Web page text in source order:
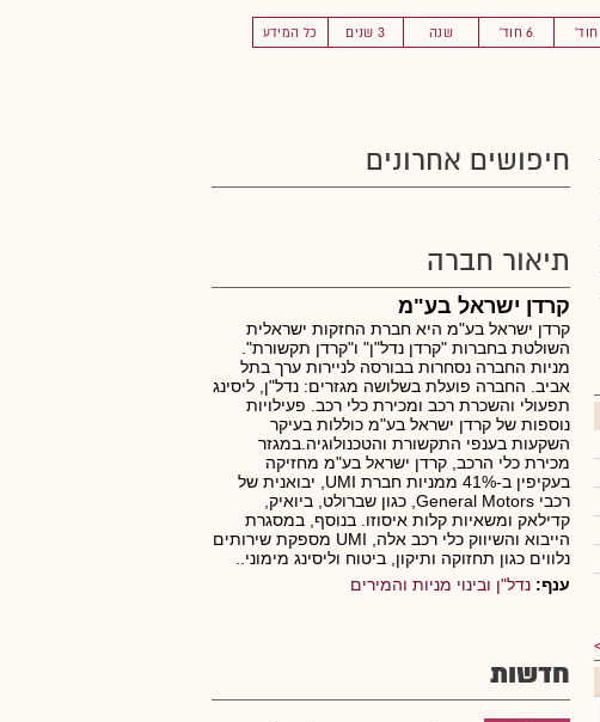
6 חוד' שנה 3 שנים כל המידע
חיפושים אחרונים
תיאור חברה
קרדן ישראל בע"מ
קרדן ישראל בע"מ היא חברת החזקות ישראלית
השולטת בחברות "קרדן נדל"ן" ו"קרדן תקשורת".
מניות החברה נסחרות בבורסה לניירות ערך בתל
אביב. החברה פועלת בשלושה מגזרים: נדל"ן, ליסינג
תפעולי והשכרת רכב ומכירת כלי רכב. פעילויות
נוספות של קרדן ישראל בע"מ כוללות בעיקר
השקעות בענפי התקשורת והטכנולוגיה.במגזר
מכירת כלי הרכב, קרדן ישראל בע"מ מחזיקה
בעקיפין ב-41% ממניות חברת UMI, יבואנית של
רכבי General Motors, כגון שברולט, ביואיק,
קדילאק ומשאיות קלות איסוזו. בנוסף, במסגרת
הייבוא והשיווק כלי רכב אלה, UMI מספקת שירותים
נלווים כגון תחזוקה ותיקון, ביטוח וליסינג מימוני..
ענף: נדל"ן ובינוי מניות והמירים
חדשות